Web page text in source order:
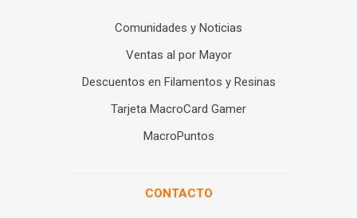
Comunidades y Noticias
Ventas al por Mayor
Descuentos en Filamentos y Resinas
Tarjeta MacroCard Gamer
MacroPuntos
CONTACTO